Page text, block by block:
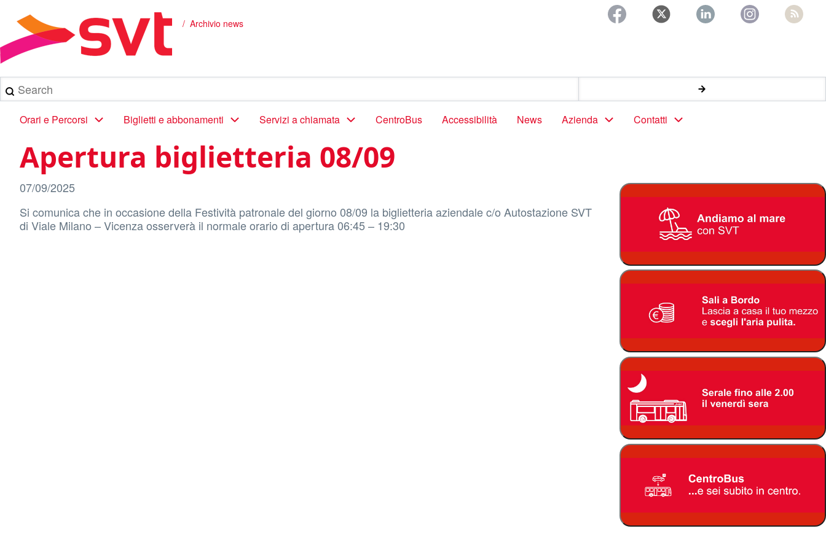
contenuto
principale
Briciole
di
pane
Archivio news
Search
Main
navigation
Orari e Percorsi Biglietti e abbonamenti Servizi a chiamata CentroBus Accessibilità News Azienda Contatti
Apertura biglietteria 08/09
07/09/2025
Si comunica che in occasione della Festività patronale del giorno 08/09 la biglietteria aziendale c/o Autostazione SVT
di Viale Milano – Vicenza osserverà il normale orario di apertura 06:45 – 19:30